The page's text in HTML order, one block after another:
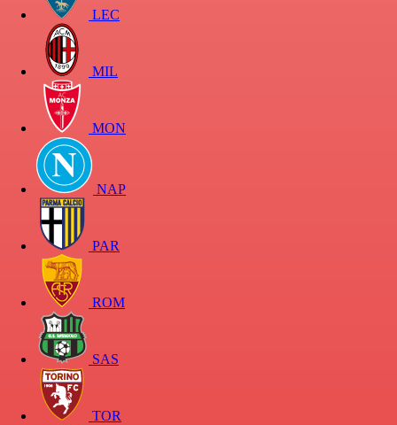
LEC
MIL
MON
NAP
PAR
ROM
SAS
TOR